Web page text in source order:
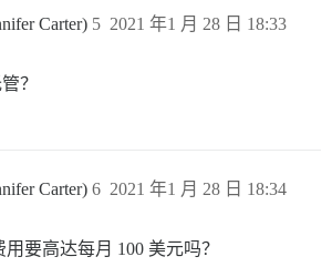
Carter) 2021 年1 月 28 日 18:33
5
？
Carter) 2021 年1 月 28 日 18:34
6
要高达每月 100 美元吗？